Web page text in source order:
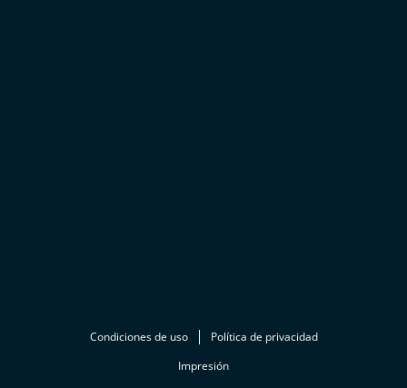
Condiciones de uso
Política de privacidad
Impresión